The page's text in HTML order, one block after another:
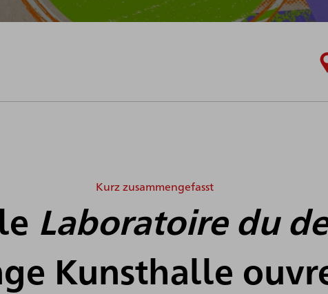
Kunsthalle
Kurz zusammengefasst
Laboratoire du
Kunsthalle